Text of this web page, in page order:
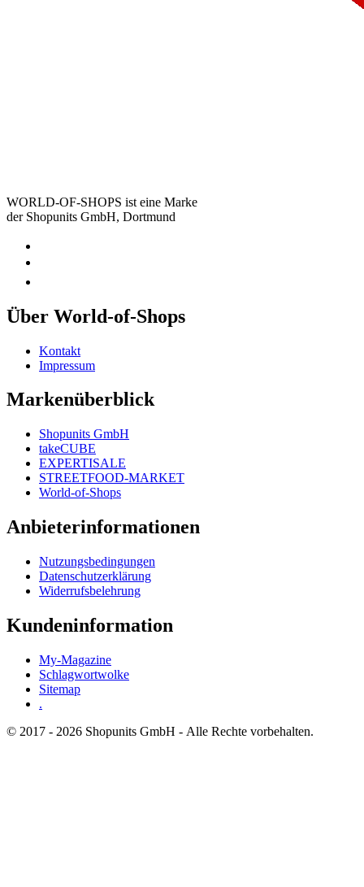
WORLD-OF-SHOPS ist eine Marke
der Shopunits GmbH, Dortmund
Über World-of-Shops
Kontakt
Impressum
Markenüberblick
Shopunits GmbH
takeCUBE
EXPERTISALE
STREETFOOD-MARKET
World-of-Shops
Anbieterinformationen
Nutzungsbedingungen
Datenschutzerklärung
Widerrufsbelehrung
Kundeninformation
My-Magazine
Schlagwortwolke
Sitemap
.
© 2017 - 2026 Shopunits GmbH - Alle Rechte vorbehalten.